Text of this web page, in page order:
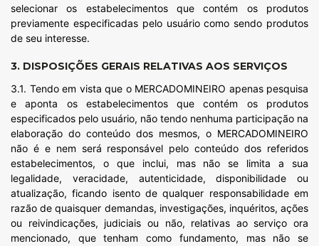
selecionar os estabelecimentos que contém os produtos
previamente especificadas pelo usuário como sendo produtos
de seu interesse.
3. DISPOSIÇÕES GERAIS RELATIVAS AOS SERVIÇOS
3.1. Tendo em vista que o MERCADOMINEIRO apenas pesquisa
e aponta os estabelecimentos que contém os produtos
especificados pelo usuário, não tendo nenhuma participação na
elaboração do conteúdo dos mesmos, o MERCADOMINEIRO
não é e nem será responsável pelo conteúdo dos referidos
estabelecimentos, o que inclui, mas não se limita a sua
legalidade, veracidade, autenticidade, disponibilidade ou
atualização, ficando isento de qualquer responsabilidade em
razão de quaisquer demandas, investigações, inquéritos, ações
ou reivindicações, judiciais ou não, relativas ao serviço ora
mencionado, que tenham como fundamento, mas não se